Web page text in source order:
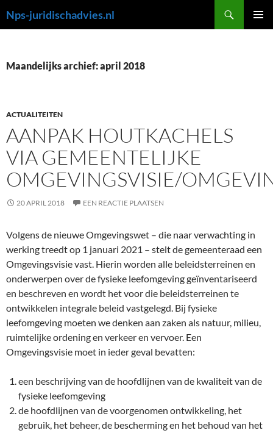
naar
Nps-juridischadvies.nl
Maandelijks archief: april 2018
ACTUALITEITEN
AANPAK HOUTKACHELS
VIA GEMEENTELIJKE
OMGEVINGSVISIE/
20 APRIL 2018 EEN REACTIE PLAATSEN
Volgens de nieuwe Omgevingswet – die naar verwachting in
werking treedt op 1 januari 2021 – stelt de gemeenteraad een
Omgevingsvisie vast. Hierin worden alle beleidsterreinen en
onderwerpen over de fysieke leefomgeving geïnventariseerd
en beschreven en wordt het voor die beleidsterreinen te
ontwikkelen integrale beleid vastgelegd. Bij fysieke
leefomgeving moeten we denken aan zaken als natuur, milieu,
ruimtelijke ordening en verkeer en vervoer. Een
Omgevingsvisie moet in ieder geval bevatten:
een beschrijving van de hoofdlijnen van de kwaliteit van de
fysieke leefomgeving
de hoofdlijnen van de voorgenomen ontwikkeling, het
gebruik, het beheer, de bescherming en het behoud van het